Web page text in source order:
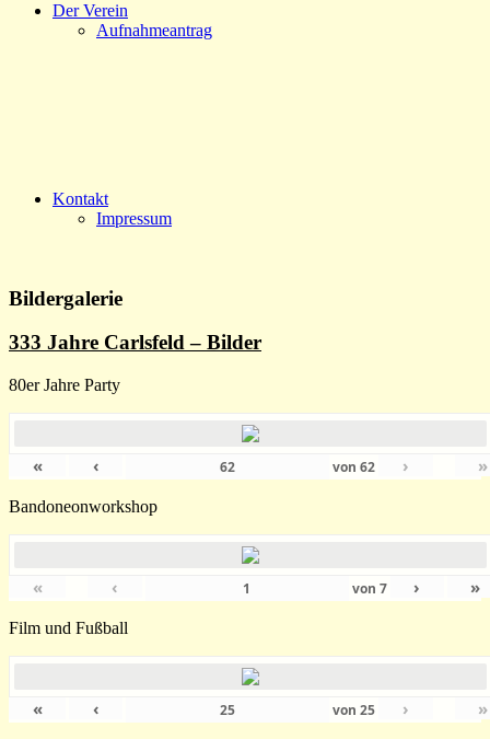
Der Verein
Aufnahmeantrag
Kontakt
Impressum
Bildergalerie
333 Jahre Carlsfeld – Bilder
80er Jahre Party
« ‹ von62 › »
Bandoneonworkshop
« ‹ von 7 › »
Film und Fußball
« ‹ von25 › »